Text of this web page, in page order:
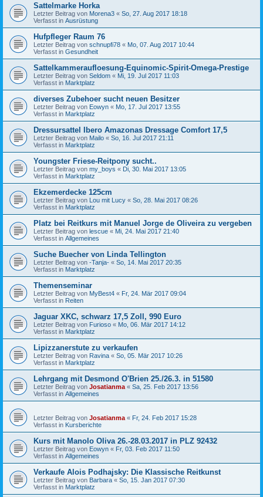
Sattelmarke Horka
Letzter Beitrag von Morena3 « So, 27. Aug 2017 18:18
Verfasst in Ausrüstung
Hufpfleger Raum 76
Letzter Beitrag von schnupfi78 « Mo, 07. Aug 2017 10:44
Verfasst in Gesundheit
Sattelkammeraufloesung-Equinomic-Spirit-Omega-Prestige
Letzter Beitrag von Seldom « Mi, 19. Jul 2017 11:03
Verfasst in Marktplatz
diverses Zubehoer sucht neuen Besitzer
Letzter Beitrag von Eowyn « Mo, 17. Jul 2017 13:55
Verfasst in Marktplatz
Dressursattel Ibero Amazonas Dressage Comfort 17,5
Letzter Beitrag von Mailo « So, 16. Jul 2017 21:11
Verfasst in Marktplatz
Youngster Friese-Reitpony sucht..
Letzter Beitrag von my_boys « Di, 30. Mai 2017 13:05
Verfasst in Marktplatz
Ekzemerdecke 125cm
Letzter Beitrag von Lou mit Lucy « So, 28. Mai 2017 08:26
Verfasst in Marktplatz
Platz bei Reitkurs mit Manuel Jorge de Oliveira zu vergeben
Letzter Beitrag von lescue « Mi, 24. Mai 2017 21:40
Verfasst in Allgemeines
Suche Buecher von Linda Tellington
Letzter Beitrag von -Tanja- « So, 14. Mai 2017 20:35
Verfasst in Marktplatz
Themenseminar
Letzter Beitrag von MyBest4 « Fr, 24. Mär 2017 09:04
Verfasst in Reiten
Jaguar XKC, schwarz 17,5 Zoll, 990 Euro
Letzter Beitrag von Furioso « Mo, 06. Mär 2017 14:12
Verfasst in Marktplatz
Lipizzanerstute zu verkaufen
Letzter Beitrag von Ravina « So, 05. Mär 2017 10:26
Verfasst in Marktplatz
Lehrgang mit Desmond O'Brien 25./26.3. in 51580
Letzter Beitrag von Josatianma « Sa, 25. Feb 2017 13:56
Verfasst in Allgemeines
Letzter Beitrag von Josatianma « Fr, 24. Feb 2017 15:28
Verfasst in Kursberichte
Kurs mit Manolo Oliva 26.-28.03.2017 in PLZ 92432
Letzter Beitrag von Eowyn « Fr, 03. Feb 2017 11:50
Verfasst in Allgemeines
Verkaufe Alois Podhajsky: Die Klassische Reitkunst
Letzter Beitrag von Barbara « So, 15. Jan 2017 07:30
Verfasst in Marktplatz